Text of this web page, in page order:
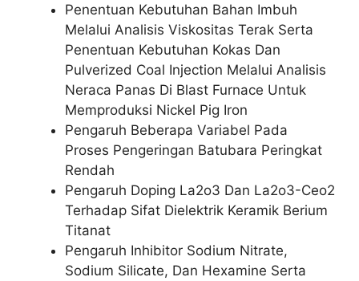
Penentuan Kebutuhan Bahan Imbuh
Melalui Analisis Viskositas Terak Serta
Penentuan Kebutuhan Kokas Dan
Pulverized Coal Injection Melalui Analisis
Neraca Panas Di Blast Furnace Untuk
Memproduksi Nickel Pig Iron
Pengaruh Beberapa Variabel Pada
Proses Pengeringan Batubara Peringkat
Rendah
Pengaruh Doping La2o3 Dan La2o3-Ceo2
Terhadap Sifat Dielektrik Keramik Berium
Titanat
Pengaruh Inhibitor Sodium Nitrate,
Sodium Silicate, Dan Hexamine Serta